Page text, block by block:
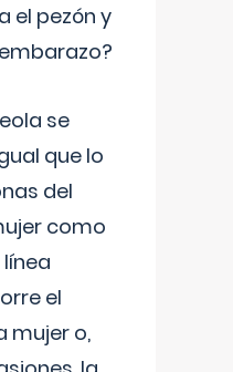
el pezón y
se
que lo
del
como
el
mujer o,